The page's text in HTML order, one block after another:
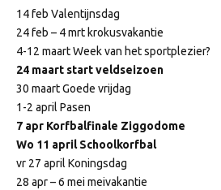
14 feb Valentijnsdag
24 feb – 4 mrt krokusvakantie
4-12 maart Week van het sportplezier?
24 maart start veldseizoen
30 maart Goede vrijdag
1-2 april Pasen
7 apr Korfbalfinale Ziggodome
Wo 11 april Schoolkorfbal
vr 27 april Koningsdag
28 apr – 6 mei meivakantie